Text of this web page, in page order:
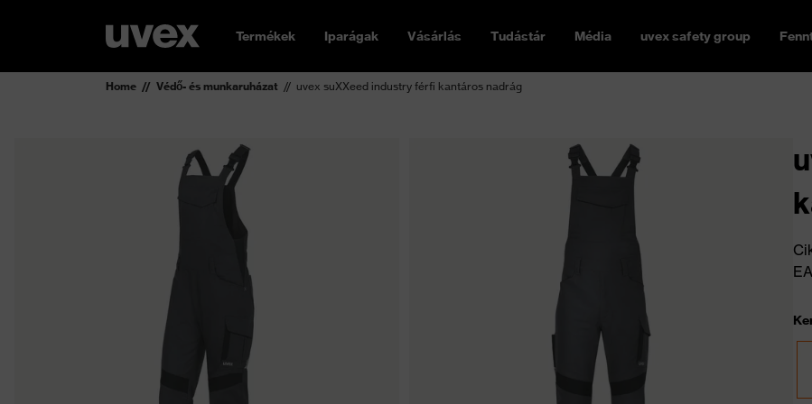
Termékek Iparágak Vásárlás Tudástár Média uvex safety group
Home Védő- és munkaruházat uvex suXXeed industry férfi kantáros nadrág